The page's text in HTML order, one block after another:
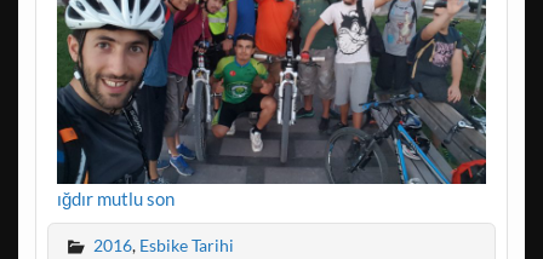
ığdır mutlu son
2016, Esbike Tarihi